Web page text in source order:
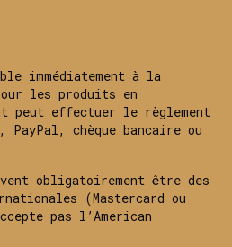
immédiatement à la
les produits en
peut effectuer le règlement
PayPal, chèque bancaire ou
obligatoirement être des
(Mastercard ou
pas l’American